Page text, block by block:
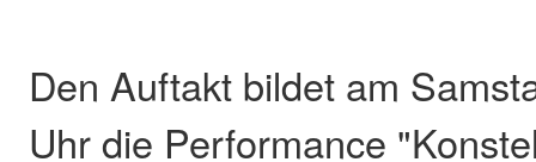
Den Auftakt bildet am
Uhr die Performance